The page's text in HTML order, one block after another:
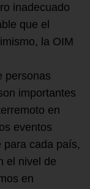
inadecuado
que el
la OIM
personas
importantes
en
eventos
para cada país,
el nivel de
en